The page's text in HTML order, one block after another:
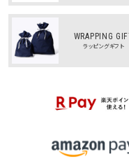
WRAPPING
ラッピングギフト